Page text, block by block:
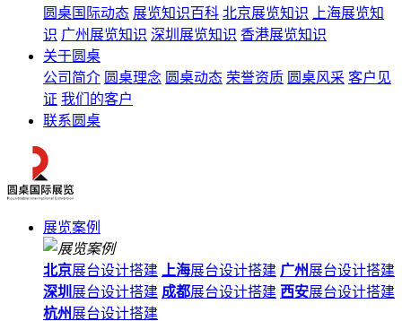
圆桌国际动态 展览知识百科 北京展览知识
上海展览知
识 广州展览知识 深圳展览知识 香港展览知识
关于圆桌
公司简介 圆桌理念 圆桌动态 荣誉资质 圆桌风采 客户见
证 我们的客户
联系圆桌
展览案例
北京展台设计搭建 上海展台设计搭建 广州展台设计搭建
深圳 展台设计搭建 成都展台设计搭建 西安展台设计搭建
杭州展台设计搭建